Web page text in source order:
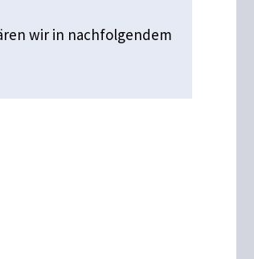
wir in nachfolgendem